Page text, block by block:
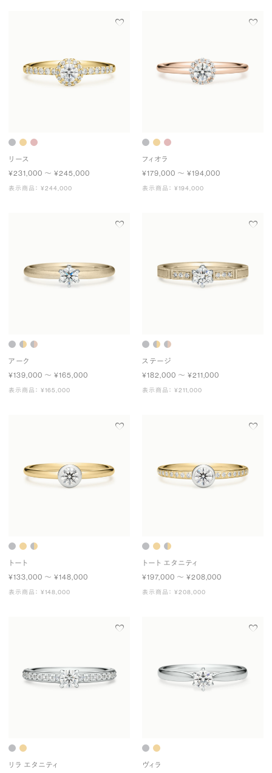
リース
¥231,000 〜 ¥245,000
表示商品： ¥244,000
フィオラ
¥179,000 〜 ¥194,000
表示商品： ¥194,000
アーク
¥139,000 〜 ¥165,000
表示商品： ¥165,000
ステージ
¥182,000 〜 ¥211,000
表示商品： ¥211,000
トート
¥133,000 〜 ¥148,000
表示商品： ¥148,000
トート エタニティ
¥197,000 〜 ¥208,000
表示商品： ¥208,000
リラ エタニティ ヴィラ